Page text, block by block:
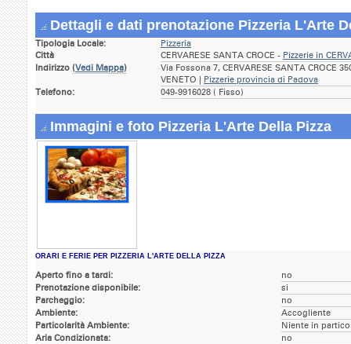
Dettagli e dati prenotazione Pizzeria L'Arte
Tipologia Locale:
Pizzeria
Città
CERVARESE SANTA CROCE - Pizzerie in
Indirizzo (Vedi Mappa)
Via Fossona 7, CERVARESE SANTA CROCE
VENETO | Pizzerie provincia di Padova
Telefono:
049-9916028 ( Fisso)
Immagini e foto Pizzeria L'Arte Della Pizza
ORARI E FERIE PER PIZZERIA L'ARTE DELLA PIZZA
Aperto fino a tardi:
no
Prenotazione disponibile:
si
Parcheggio:
no
Ambiente:
Accogliente
Particolarità Ambiente:
Niente in
Aria Condizionata:
no